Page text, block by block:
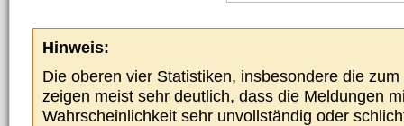
Hinweis:
Die oberen vier Statistiken, insbesondere die
zeigen meist sehr deutlich, dass die Meldungen
Wahrscheinlichkeit sehr unvollständig oder